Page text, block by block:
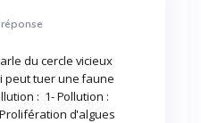
réponse
du cercle vicieux
peut tuer une faune
: 1- Pollution :
d'algues